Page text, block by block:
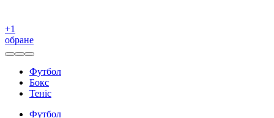
+1
обране
Футбол
Бокс
Теніс
Футбол